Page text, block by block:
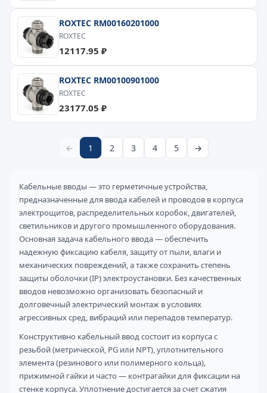
ROXTEC RM00160201000
ROXTEC
12117.95 ₽
ROXTEC RM00100901000
ROXTEC
23177.05 ₽
← 1 2 3 4 5 →
Кабельные вводы — это герметичные устройства,
предназначенные для ввода кабелей и проводов в корпуса
электрощитов, распределительных коробок, двигателей,
светильников и другого промышленного оборудования.
Основная задача кабельного ввода — обеспечить
надежную фиксацию кабеля, защиту от пыли, влаги и
механических повреждений, а также сохранить степень
защиты оболочки (IP) электроустановки. Без качественных
вводов невозможно организовать безопасный и
долговечный электрический монтаж в условиях
агрессивных сред, вибраций или перепадов температур.
Конструктивно кабельный ввод состоит из корпуса с
резьбой (метрической, PG или NPT), уплотнительного
элемента (резинового или полимерного кольца),
прижимной гайки и часто — контрагайки для фиксации на
стенке корпуса. Уплотнение достигается за счет сжатия